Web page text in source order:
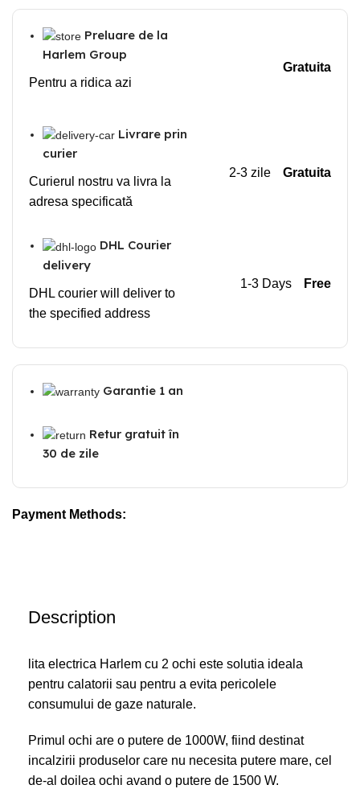
Preluare de la
Harlem Group
Pentru a ridica azi
Gratuita
Livrare prin
curier
Curierul nostru va livra la
adresa specificată
2-3 zile Gratuita
DHL Courier
delivery
DHL courier will deliver to
the specified address
1-3 Days Free
Garantie 1 an
Retur gratuit în
30 de zile
Payment Methods:
Description
lita electrica Harlem cu 2 ochi este solutia ideala
pentru calatorii sau pentru a evita pericolele
consumului de gaze naturale.
Primul ochi are o putere de 1000W, fiind destinat
incalzirii produselor care nu necesita putere mare, cel
de-al doilea ochi avand o putere de 1500 W.